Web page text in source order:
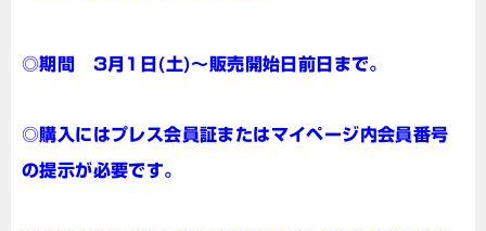
◎期間 3月1日(土)～販売開始日前日まで。
◎購入にはプレス会員証またはマイページ内会員番号
の提示が必要です。